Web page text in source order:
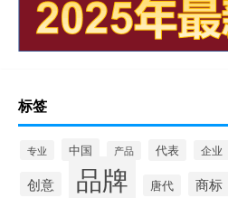
标签
专业 中国 产品 代表 企业
创意 品牌 唐代 商标